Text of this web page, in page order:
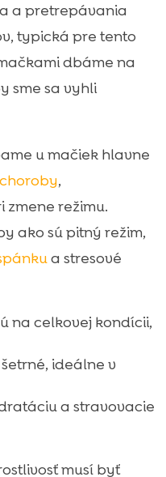
a pretrepávania
typická pre tento
dbáme na
sme sa vyhli
u mačiek hlavne
choroby,
režimu.
ako sú pitný režim,
a stresové
na celkovej kondícii,
ideálne v
a stravovacie
musí byť